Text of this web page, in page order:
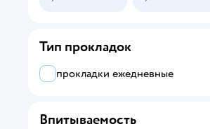
Тип прокладок
прокладки ежедневные
Впитываемость